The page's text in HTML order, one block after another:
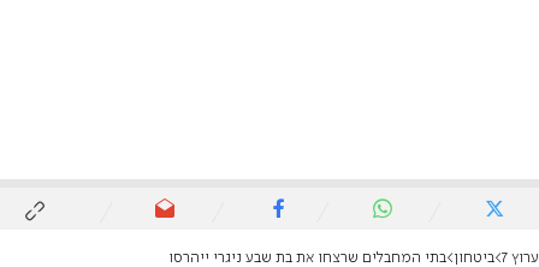
ערוץ 7 ביטחון בתי המחבלים שרצחו את בת שבע ניגרי ייהרסו